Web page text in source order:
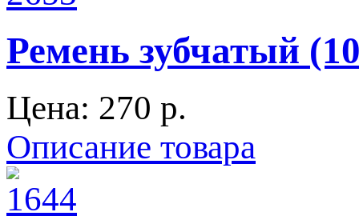
Ремень зубчатый
Цена: 270 p.
Описание товара